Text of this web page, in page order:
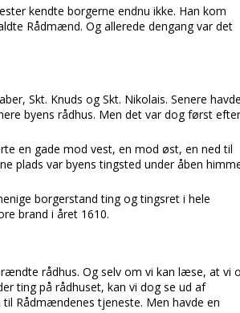
kendte borgerne endnu ikke. Han kom
Rådmænd. Og allerede dengang var det
Skt. Knuds og Skt. Nikolais. Senere havde
byens rådhus. Men det var dog først efter
en gade mod vest, en mod øst, en ned til
plads var byens tingsted under åben
borgerstand ting og tingsret i hele
brand i året 1610.
rådhus. Og selv om vi kan læse, at vi
ting på rådhuset, kan vi dog se ud af
Rådmændenes tjeneste. Men havde en